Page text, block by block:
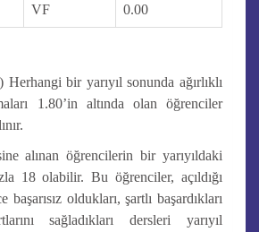
VF 0.00
Herhangi bir yarıyıl sonunda ağırlıklı
1.80’in altında olan öğrenciler
alınan öğrencilerin bir yarıyıldaki
18 olabilir. Bu öğrenciler, açıldığı
oldukları, şartlı başardıkları
sağladıkları dersleri yarıyıl